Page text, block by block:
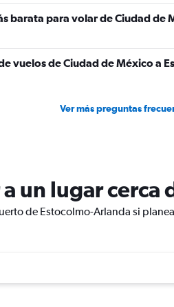
barata para volar de Ciudad
vuelos de Ciudad de México a
Ver más preguntas
a un lugar
de Estocolmo-Arlanda si